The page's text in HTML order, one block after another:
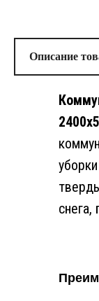
на
ANT
AVANT
снега,